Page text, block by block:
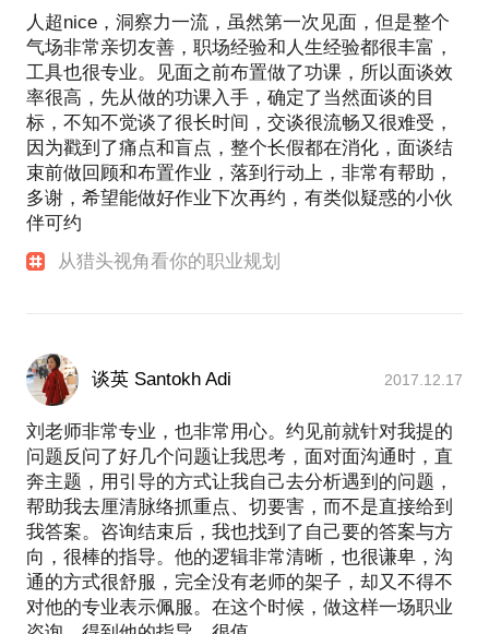
人超nice，洞察力一流，虽然第一次见面，但是整个
气场非常亲切友善，职场经验和人生经验都很丰富，
工具也很专业。见面之前布置做了功课，所以面谈效
率很高，先从做的功课入手，确定了当然面谈的目
标，不知不觉谈了很长时间，交谈很流畅又很难受，
因为戳到了痛点和盲点，整个长假都在消化，面谈结
束前做回顾和布置作业，落到行动上，非常有帮助，
多谢，希望能做好作业下次再约，有类似疑惑的小伙
伴可约
从猎头视角看你的职业规划
谈英 Santokh Adi 2017.12.17
刘老师非常专业，也非常用心。约见前就针对我提的
问题反问了好几个问题让我思考，面对面沟通时，直
奔主题，用引导的方式让我自己去分析遇到的问题，
帮助我去厘清脉络抓重点、切要害，而不是直接给到
我答案。咨询结束后，我也找到了自己要的答案与方
向，很棒的指导。他的逻辑非常清晰，也很谦卑，沟
通的方式很舒服，完全没有老师的架子，却又不得不
对他的专业表示佩服。在这个时候，做这样一场职业